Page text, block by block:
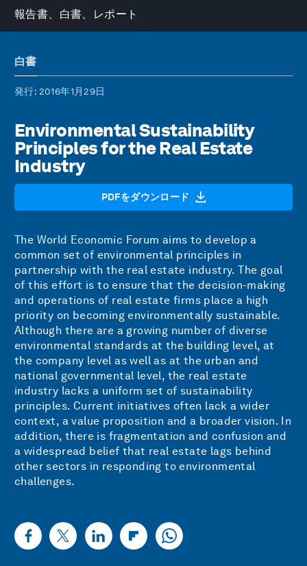
報告書、白書、レポート
白書
発行: 2016年1月29日
Environmental Sustainability
Principles for the Real Estate
Industry
PDFをダウンロード
The World Economic Forum aims to develop a
common set of environmental principles in
partnership with the real estate industry. The goal
of this effort is to ensure that the decision-making
and operations of real estate firms place a high
priority on becoming environmentally sustainable.
Although there are a growing number of diverse
environmental standards at the building level, at
the company level as well as at the urban and
national governmental level, the real estate
industry lacks a uniform set of sustainability
principles. Current initiatives often lack a wider
context, a value proposition and a broader vision. In
addition, there is fragmentation and confusion and
a widespread belief that real estate lags behind
other sectors in responding to environmental
challenges.